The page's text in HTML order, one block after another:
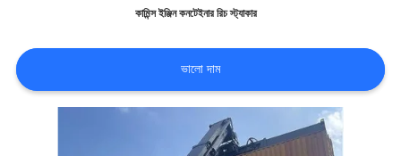
কামিন্স ইঞ্জিন কনটেইনার রিচ স্ট্যাকার
ভালো দাম